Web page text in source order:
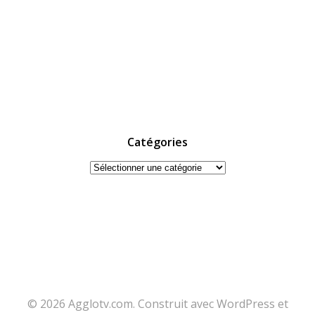
Catégories
Catégories
© 2026 Agglotv.com. Construit avec WordPress et